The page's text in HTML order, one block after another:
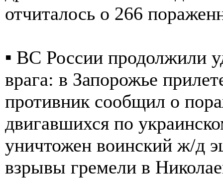
отчиталось о 266
▪️ ВС России продолжили
врага: в Запорожье
противник сообщил о
двигавшихся по
уничтожен воинский ж/д
взрывы гремели в